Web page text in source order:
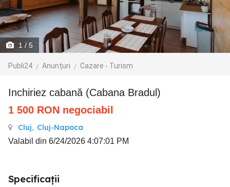
1 / 5
Publi24 Anunțuri Cazare - Turism
Inchiriez cabană (Cabana Bradul)
1 500 RON negociabil
Cluj, Cluj-Napoca
Valabil din 6/24/2026 4:07:01 PM
Specificații